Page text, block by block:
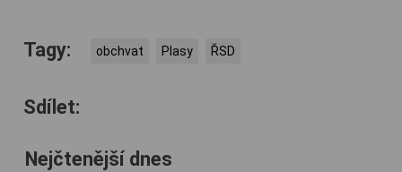
Tagy: obchvat Plasy ŘSD
Sdílet:
Nejčtenější dnes